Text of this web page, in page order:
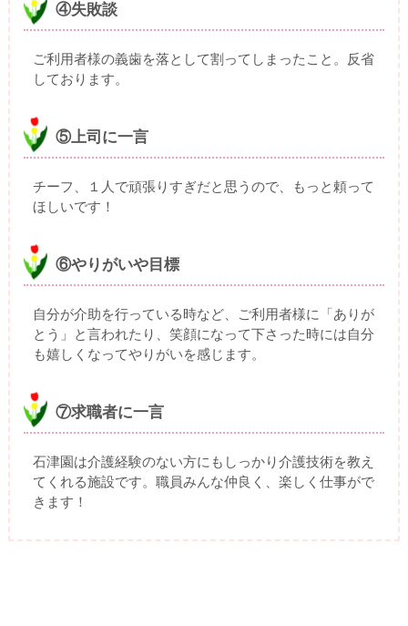
④失敗談
ご利用者様の義歯を落として割ってしまったこと。反省
しております。
⑤上司に一言
チーフ、１人で頑張りすぎだと思うので、もっと頼って
ほしいです！
⑥やりがいや目標
自分が介助を行っている時など、ご利用者様に「ありが
とう」と言われたり、笑顔になって下さった時には自分
も嬉しくなってやりがいを感じます。
⑦求職者に一言
石津園は介護経験のない方にもしっかり介護技術を教え
てくれる施設です。職員みんな仲良く、楽しく仕事がで
きます！